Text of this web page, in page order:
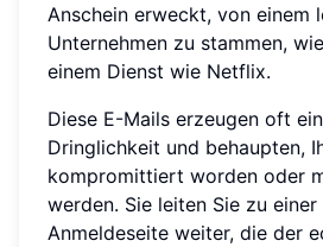
Anschein erweckt, von einem
Unternehmen zu stammen,
einem Dienst wie Netflix.
Diese E-Mails erzeugen oft
Dringlichkeit und behaupten,
kompromittiert worden oder
werden. Sie leiten Sie zu
Anmeldeseite weiter, die der